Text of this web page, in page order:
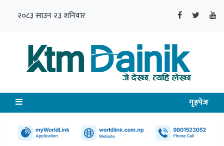
२०८३ साउन २३ शनिवार
गृहपेज